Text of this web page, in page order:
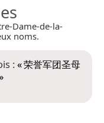
Dame-de-la-
noms.
:«荣誉军团圣母